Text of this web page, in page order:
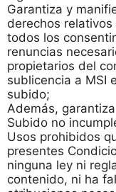
Garantiza y
derechos
todos los
renuncias
propietarios del
sublicencia a MSI
subido;
Además,
Subido no
Usos prohibidos
presentes
ninguna ley ni
contenido, ni ha